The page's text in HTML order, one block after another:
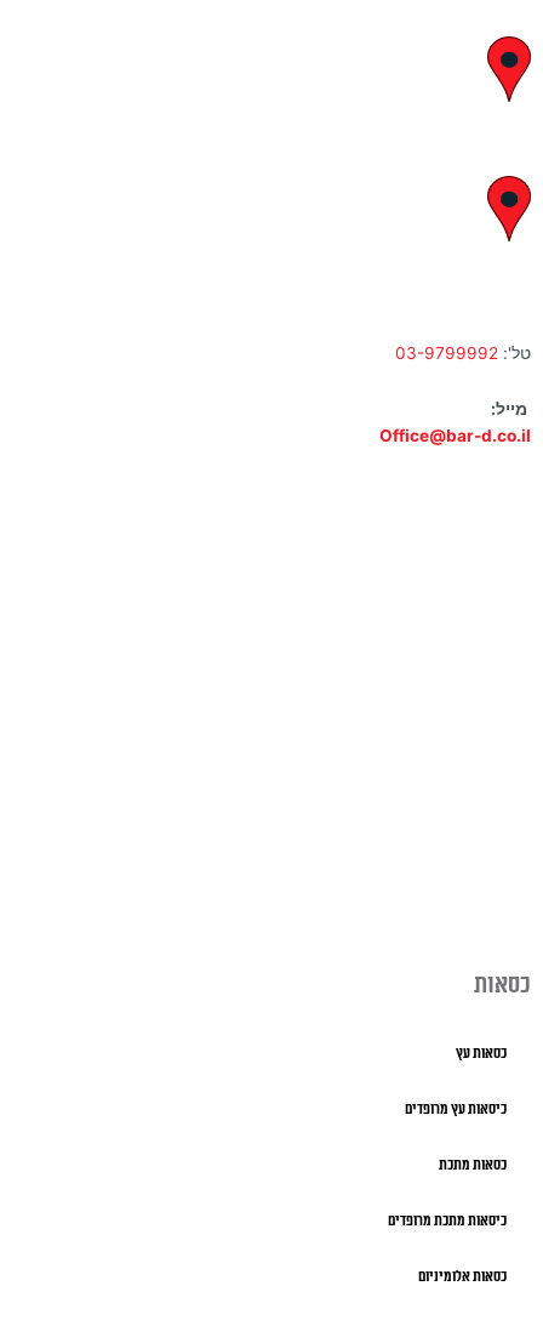
טל': 03-9799992
מייל:
Office@bar-d.co.il
כסאות
כסאות עץ
כיסאות עץ מרופדים
כסאות מתכת
כיסאות מתכת מרופדים
כסאות אלומיניום